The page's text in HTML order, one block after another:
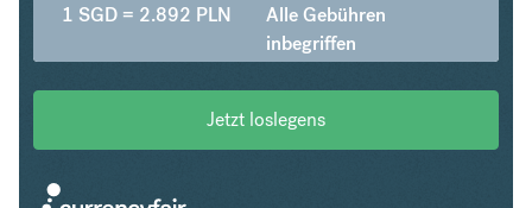
1 SGD = 2.892 PLN
Alle Gebühren
inbegriffen
Jetzt loslegens